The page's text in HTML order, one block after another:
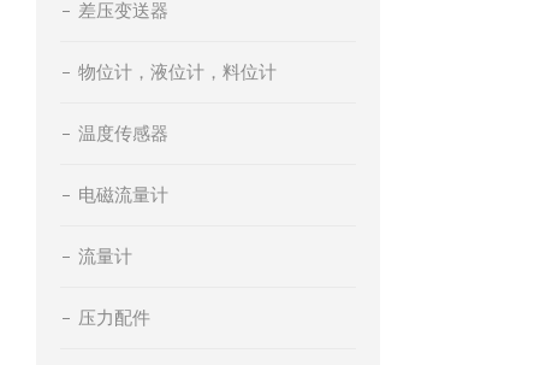
差压变送器
物位计，液位计，料位计
温度传感器
电磁流量计
流量计
压力配件